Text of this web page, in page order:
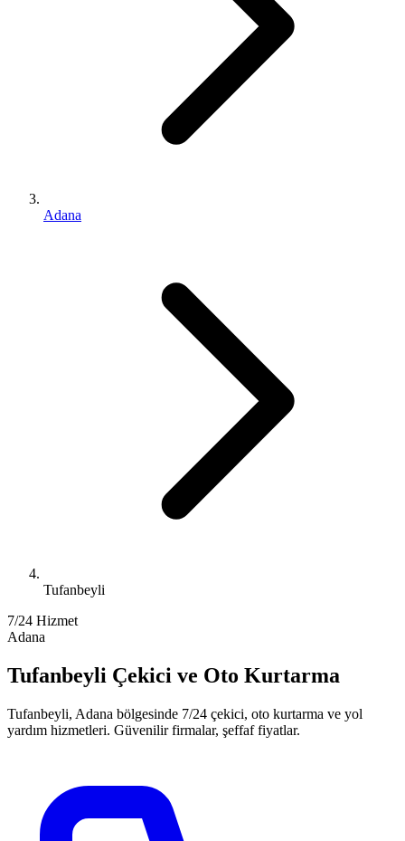
Adana
Tufanbeyli
7/24 Hizmet
Adana
Tufanbeyli Çekici ve Oto Kurtarma
Tufanbeyli, Adana bölgesinde 7/24 çekici, oto kurtarma ve yol
yardım hizmetleri. Güvenilir firmalar, şeffaf fiyatlar.